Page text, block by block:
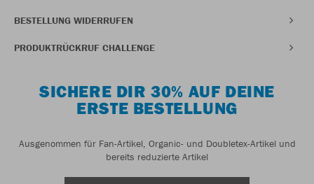
BESTELLUNG WIDERRUFEN
PRODUKTRÜCKRUF CHALLENGE
SICHERE DIR 30% AUF DEINE
ERSTE BESTELLUNG
Ausgenommen für Fan-Artikel, Organic- und Doubletex-Artikel und
bereits reduzierte Artikel